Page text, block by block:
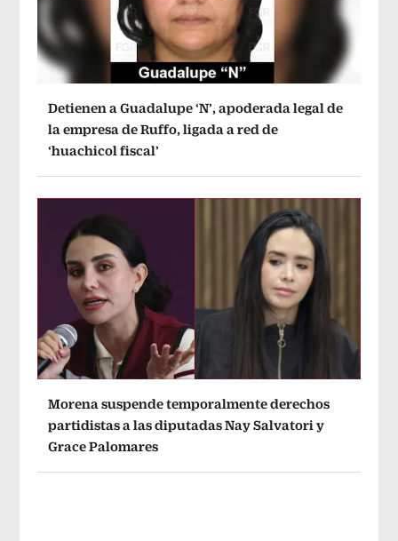
Detienen a Guadalupe ‘N’, apoderada legal de
la empresa de Ruffo, ligada a red de
‘huachicol fiscal’
Morena suspende temporalmente derechos
partidistas a las diputadas Nay Salvatori y
Grace Palomares